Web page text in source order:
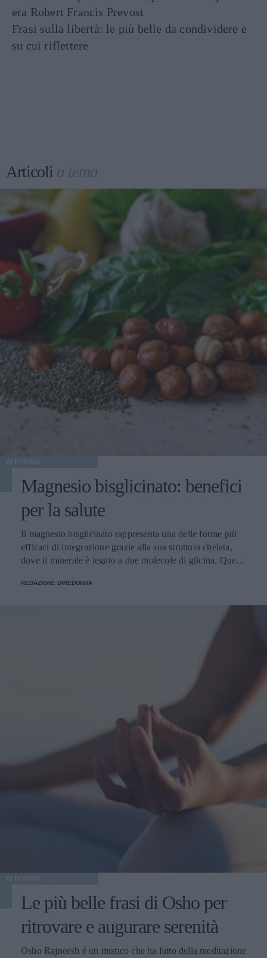
era Robert Francis Prevost
Frasi sulla libertà: le più belle da condividere e
su cui riflettere
Articoli a tema
Magnesio bisglicinato: benefici
per la salute
Il magnesio bisglicinato rappresenta una delle forme più
efficaci di integrazione grazie alla sua struttura chelata,
dove il minerale è legato a due molecole di glicina. Questa
permettendo al corpo di assorbire il nutriente in modo
REDAZIONE DIREDONNA
Le più belle frasi di Osho per
ritrovare e augurare serenità
Osho Rajneesh è un mistico che ha fatto della meditazione